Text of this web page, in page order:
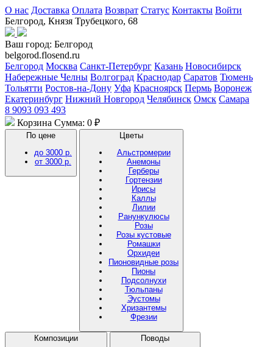
О нас Доставка Оплата Возврат Статус Контакты Войти
Белгород, Князя Трубецкого, 68
Ваш город: Белгород
belgorod.flosend.ru
Белгород Москва Санкт-Петербург Казань Новосибирск
Набережные Челны Волгоград Краснодар Саратов Тюмень
Тольятти Ростов-на-Дону Уфа Красноярск Пермь Воронеж
Екатеринбург Нижний Новгород Челябинск Омск Самара
8 9093 093 493
Корзина Сумма: 0 ₽
По цене
до 3000 р.
от 3000 р.
Цветы
Альстромерии
Анемоны
Герберы
Гортензии
Ирисы
Каллы
Лилии
Ранункулюсы
Розы
Розы кустовые
Ромашки
Орхидеи
Пионовидные розы
Пионы
Подсолнухи
Тюльпаны
Эустомы
Хризантемы
Фрезии
Композиции
Поводы